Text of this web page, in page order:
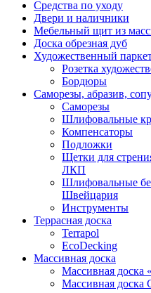
Средства по уходу
Двери и наличники
Мебельный щит из
Доска обрезная дуб
Художественный
Розетка
Бордюры
Саморезы, абразив,
Саморезы
Шлифовальные
Компенсаторы
Подложки
Щетки для
ЛКП
Шлифовальные
Швейцария
Инструменты
Террасная доска
Terrapol
EcoDecking
Массивная доска
Массивная доска
Массивная доска